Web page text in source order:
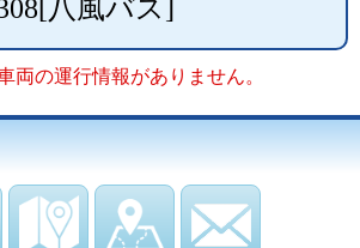
[八風バス]
両の運行情報がありません。